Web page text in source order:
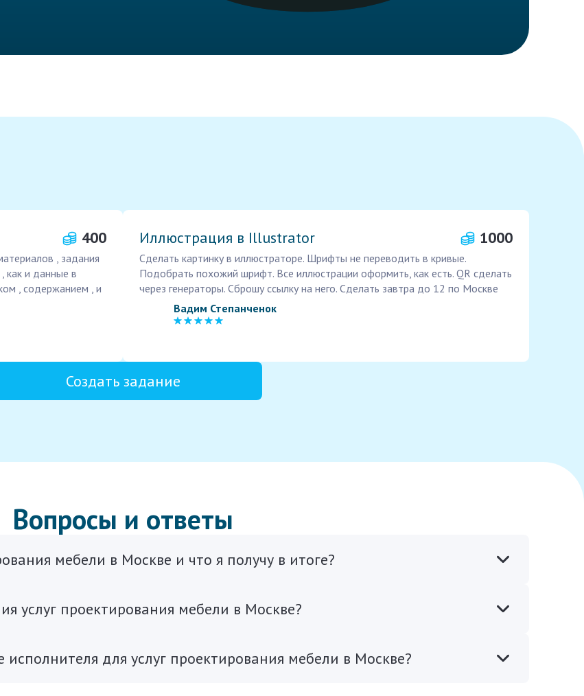
400
, задания
как и данные в
, содержанием , и
Иллюстрация в Illustrator 1000
Сделать картинку в иллюстраторе. Шрифты не переводить в кривые.
Подобрать похожий шрифт. Все иллюстрации оформить, как есть. QR сделать
через генераторы. Сброшу ссылку на него. Сделать завтра до 12 по Москве
Вадим Степанченок
Создать задание
Вопросы и ответы
мебели в Москве и что я получу в итоге?
услуг проектирования мебели в Москве?
для услуг проектирования мебели в Москве?